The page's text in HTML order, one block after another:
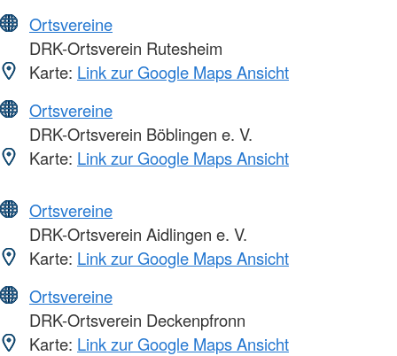
Ortsvereine
DRK-Ortsverein Rutesheim
Karte: Link zur Google Maps Ansicht
Ortsvereine
DRK-Ortsverein Böblingen e. V.
Karte: Link zur Google Maps Ansicht
Ortsvereine
DRK-Ortsverein Aidlingen e. V.
Karte: Link zur Google Maps Ansicht
Ortsvereine
DRK-Ortsverein Deckenpfronn
Karte: Link zur Google Maps Ansicht